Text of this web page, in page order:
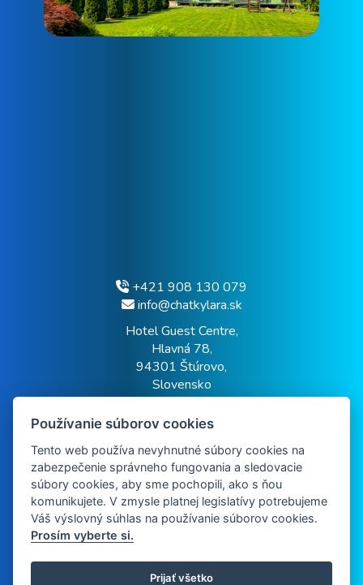
+421 908 130 079
info@chatkylara.sk
Hotel Guest Centre,
Hlavná 78,
94301 Štúrovo,
Slovensko
Házirend
GDPR
Hotel Guest Centre
Používanie súborov cookies
Tento web používa nevyhnutné súbory cookies na
zabezpečenie správneho fungovania a sledovacie
súbory cookies, aby sme pochopili, ako s ňou
komunikujete. V zmysle platnej legislatívy potrebujeme
Váš výslovný súhlas na používanie súborov cookies.
Prosím vyberte si.
Prijať všetko